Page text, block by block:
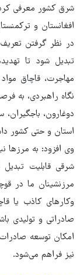
شرق کشور معرفی
افغانستان و
در نظر گرفتن
تبدیل شود تا
مهاجرت، قاچاق
نگاه راهبردی، به
دوغارون،
استان و حتی کشور
وی افزود: به مرزها
شرقی قابلیت
مرزنشینان ما در
وکارهای کاذب یا
صادراتی و تولیدی
امکان توسعه
نیز فراهم می‌شود.